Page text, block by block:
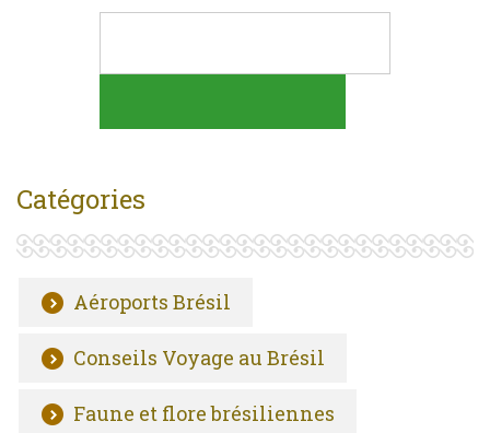
Catégories
Aéroports Brésil
Conseils Voyage au Brésil
Faune et flore brésiliennes